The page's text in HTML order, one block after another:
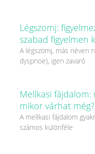
Légszomj:
szabad figyelmen
A légszomj, más néven
dyspnoe), igen zavaró
Mellkasi fájdalom:
mikor várhat még?
A mellkasi fájdalom
számos különféle